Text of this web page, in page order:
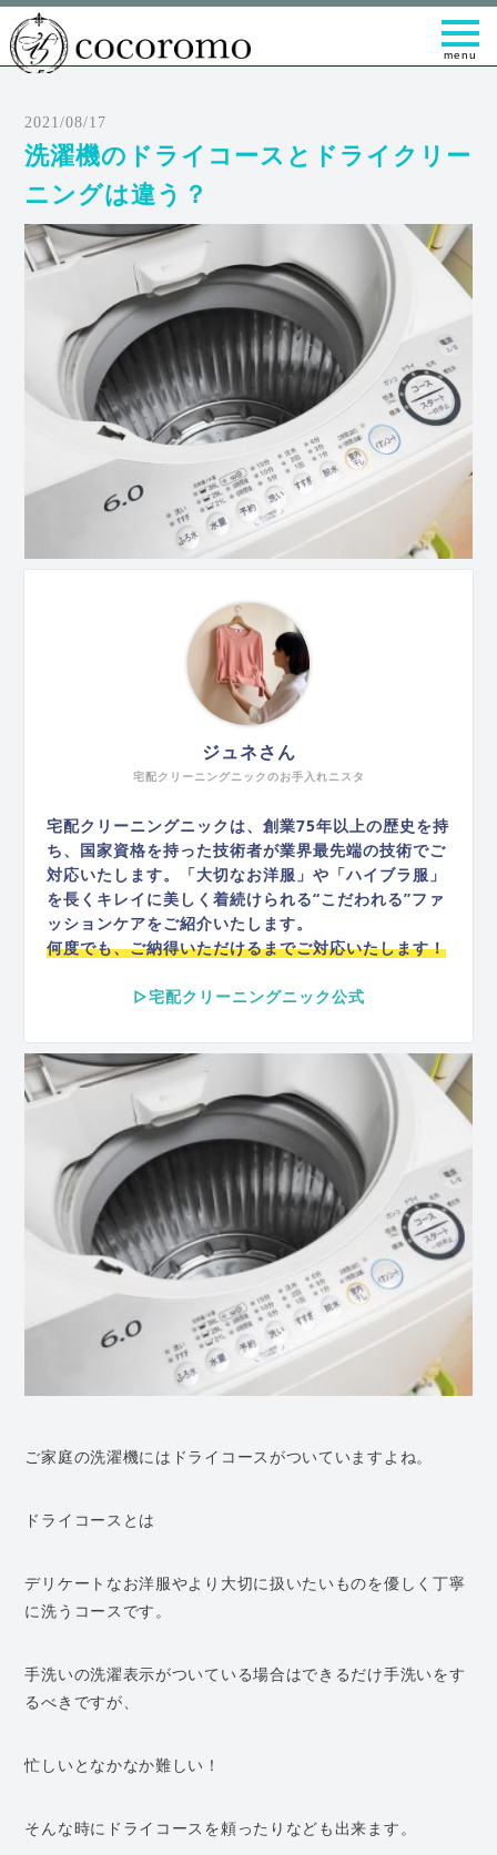
t
o
g
v
t
o
2021/08/17
洗濯機のドライコースとドライクリー
ニングは違う？
ジュネさん
宅配クリーニングニックのお手入れニスタ
宅配クリーニングニックは、創業75年以上の歴史を持
ち、国家資格を持った技術者が業界最先端の技術でご
対応いたします。「大切なお洋服」や「ハイブラ服」
を長くキレイに美しく着続けられる“こだわれる”ファ
ッションケアをご紹介いたします。
何度でも、ご納得いただけるまでご対応いたします！
▷宅配クリーニングニック公式
ご家庭の洗濯機にはドライコースがついていますよね。
ドライコースとは
デリケートなお洋服やより大切に扱いたいものを優しく丁寧
に洗うコースです。
手洗いの洗濯表示がついている場合はできるだけ手洗いをす
るべきですが、
忙しいとなかなか難しい！
そんな時にドライコースを頼ったりなども出来ます。